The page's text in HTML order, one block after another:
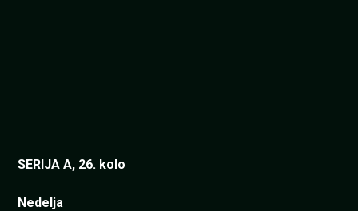
SERIJA A, 26. kolo
Nedelja